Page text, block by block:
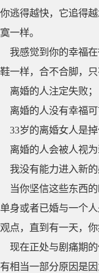
你逃得越快，它追得
寞一样。
我感觉到你的幸福
鞋一样，合不合脚，
离婚的人注定失败；
离婚的人没有幸福可
33岁的离婚女人是掉
离婚的人会被人视为
我没有能力进入新
当你坚信这些东西
单身或者已婚与一个
观点，直到有一天，
现在正处与剧痛期
有相当一部分原因是